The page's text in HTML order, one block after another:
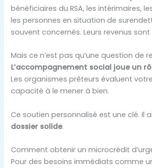
bénéficiaires du RSA, les intérimaires,
les personnes en situation de
souvent concernés. Leurs revenus sont
Mais ce n’est pas qu’une question de
L’accompagnement social joue un
Les organismes prêteurs évaluent
capacité à le mener à bien.
Ce soutien personnalisé est une clé. Il
dossier solide.
Comment obtenir un microcrédit
Pour des besoins immédiats comme